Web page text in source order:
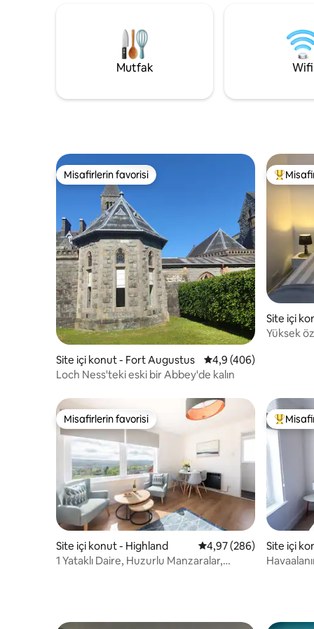
fon müziği eşliğinde, son derece popüler
kulübemiz, günlük yaşamdan kaçtığınız
benzersiz bir konumda iki kişi için modern
konfor sunuyor.
ulaşım
dakika
500 için
Mutfak Wifi
Misafirlerin favorisi
Misafirlerin favorisi
Site içi konut - Fort Augustus 5 üzerinden ortalama
4,9 (406)
Loch Ness'teki eski bir Abbey'de kalın
Site içi
Yüksek
Misafirlerin favorisi
Misafirlerin favorisi
Site içi konut - Highland 5 üzerinden ortalama
4,97 (286)
1 Yataklı Daire, Huzurlu Manzaralar,
Site içi